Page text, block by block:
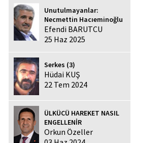
Unutulmayanlar:
Necmettin Hacıeminoğlu
Efendi BARUTCU
25 Haz 2025
Serkes (3)
Hüdai KUŞ
22 Tem 2024
ÜLKÜCÜ HAREKET NASIL
ENGELLENİR
Orkun Özeller